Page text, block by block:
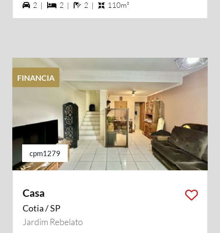
2 vagas na garagem
2 | 2 dormiórios
2 | 2 banheiros
2 | 110m²
FINANCIA
cpm1279
Casa
Cotia / SP
Jardim Rebelato